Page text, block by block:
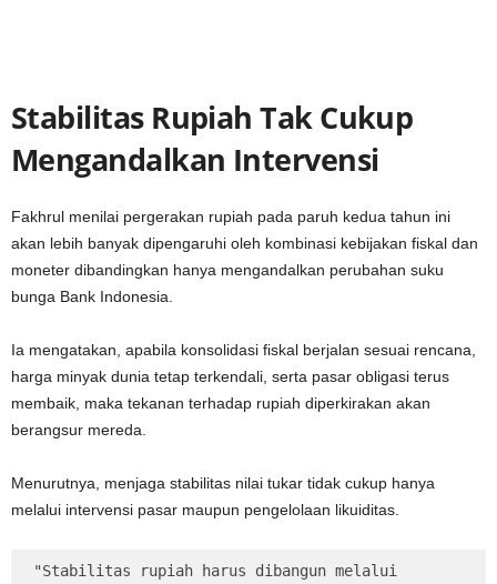
Stabilitas Rupiah Tak Cukup
Mengandalkan Intervensi
Fakhrul menilai pergerakan rupiah pada paruh kedua tahun ini
akan lebih banyak dipengaruhi oleh kombinasi kebijakan fiskal dan
moneter dibandingkan hanya mengandalkan perubahan suku
bunga Bank Indonesia.
Ia mengatakan, apabila konsolidasi fiskal berjalan sesuai rencana,
harga minyak dunia tetap terkendali, serta pasar obligasi terus
membaik, maka tekanan terhadap rupiah diperkirakan akan
berangsur mereda.
Menurutnya, menjaga stabilitas nilai tukar tidak cukup hanya
melalui intervensi pasar maupun pengelolaan likuiditas.
"Stabilitas rupiah harus dibangun melalui